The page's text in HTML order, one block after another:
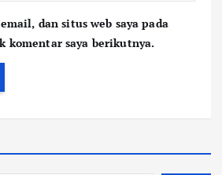
dan situs web saya pada
komentar saya berikutnya.